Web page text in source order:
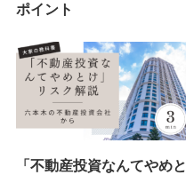
ポイント
「不動産投資なんてやめと